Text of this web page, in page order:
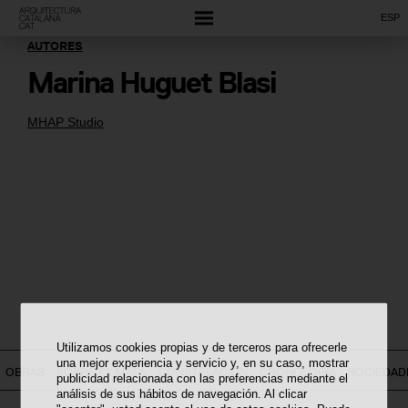
Utilizamos cookies propias y de terceros para ofrecerle
una mejor experiencia y servicio y, en su caso, mostrar
publicidad relacionada con las preferencias mediante el
análisis de sus hábitos de navegación. Al clicar
ESP
MHAP Studio
AUTORES
Marina Huguet Blasi
OBRAS SOBRE EL MAPA CONSTELACIÓN CRONOLOGÍA